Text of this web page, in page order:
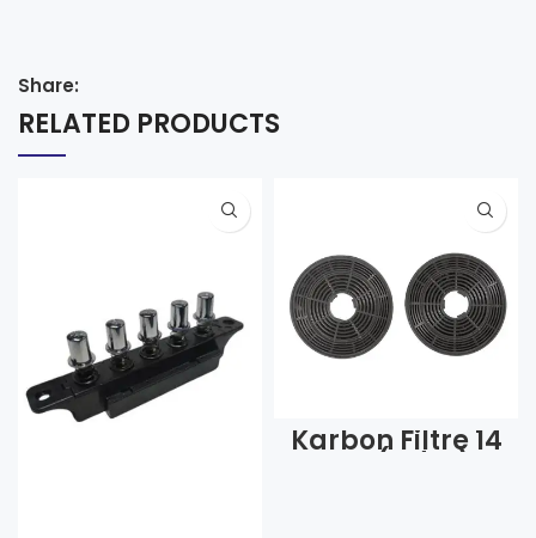
Share:
RELATED PRODUCTS
Karbon Filtre 14
Cm (Adet)